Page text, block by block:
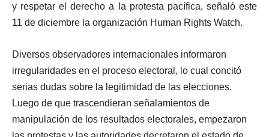
y respetar el derecho a la protesta pacífica, señaló este
11 de diciembre la organización Human Rights Watch.
Diversos observadores internacionales informaron
irregularidades en el proceso electoral, lo cual concitó
serias dudas sobre la legitimidad de las elecciones.
Luego de que trascendieran señalamientos de
manipulación de los resultados electorales, empezaron